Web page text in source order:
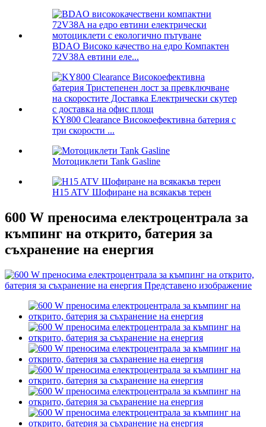
BDAO Високо качество на едро Компактен
72V38A евтини еле...
KY800 Clearance Високоефективна батерия с
три скорости ...
Мотоциклети Tank Gasline
H15 ATV Шофиране на всякакъв терен
600 W преносима електроцентрала за
къмпинг на открито, батерия за
съхранение на енергия